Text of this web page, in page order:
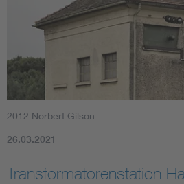
2012 Norbert Gilson
26.03.2021
Transformatorenstation